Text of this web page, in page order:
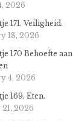
2026
171. Veiligheid.
18, 2026
170 Behoefte aan
4, 2026
169. Eten.
2026